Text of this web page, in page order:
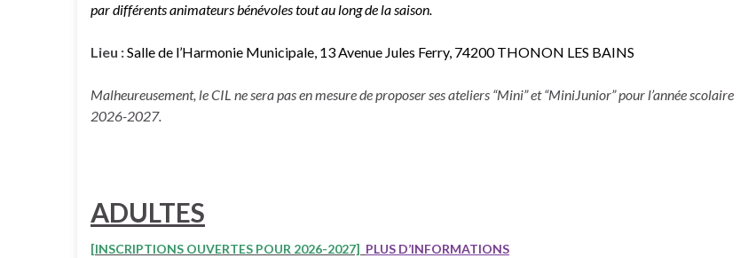
par différents animateurs bénévoles tout au long de la saison.
Lieu :Salle de l’Harmonie Municipale, 13 Avenue Jules Ferry, 74200 THONON LES BAINS
Malheureusement, le CIL ne sera pas en mesure de proposer ses ateliers “Mini” et “MiniJunior” pour l’année scolaire
2026-2027.
ADULTES
[INSCRIPTIONS OUVERTES POUR 2026-2027] PLUS D’INFORMATIONS